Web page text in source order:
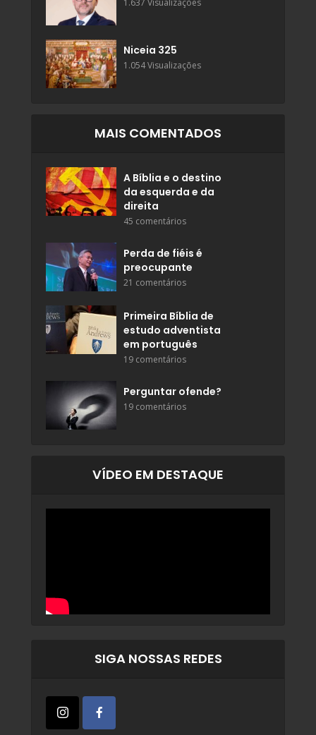
Niceia 325
1.054 Visualizações
MAIS COMENTADOS
A Bíblia e o destino
da esquerda e da
direita
45 comentários
Perda de fiéis é
preocupante
21 comentários
Primeira Bíblia de
estudo adventista
em português
19 comentários
Perguntar ofende?
19 comentários
VÍDEO EM DESTAQUE
SIGA NOSSAS REDES